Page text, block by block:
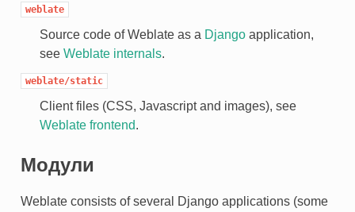
weblate
Source code of Weblate as a Djangoapplication,
see Weblate internals.
weblate/static
Client files (CSS, Javascript and images), see
Weblate frontend.
Модули
Weblate consists of several Django applications (some